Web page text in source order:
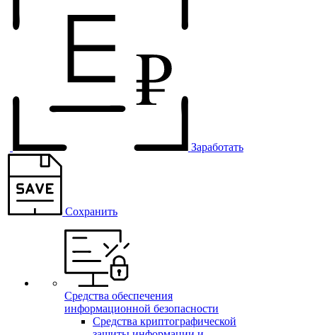
Заработать
Сохранить
Средства обеспечения
информационной безопасности
Средства криптографической